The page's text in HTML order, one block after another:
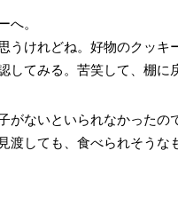
へ。
うけれどね。好物のクッキ
してみる。苦笑して、棚に
がないといられなかったの
渡しても、食べられそうな